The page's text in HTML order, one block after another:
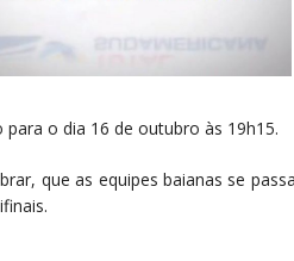
para o dia 16 de outubro às 19h15.
que as equipes baianas se